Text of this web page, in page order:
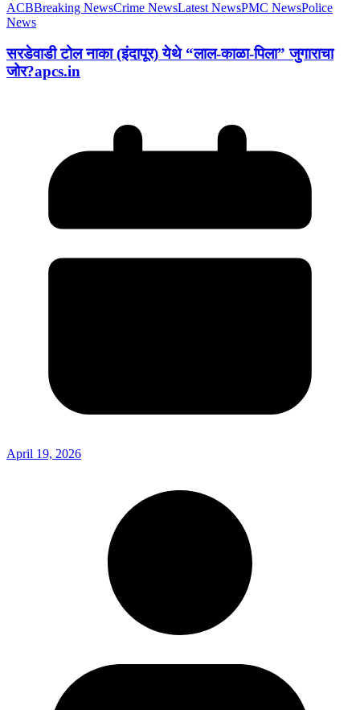
ACBBreaking NewsCrime NewsLatest NewsPMC NewsPolice
News
सरडेवाडी टोल नाका (इंदापूर) येथे “लाल-काळा-पिला” जुगाराचा
जोर?apcs.in
April 19, 2026